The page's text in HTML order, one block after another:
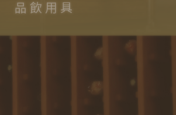
品飲用具